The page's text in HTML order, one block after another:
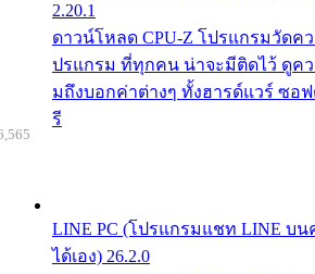
2.20.1
ดาวน์โหลด CPU-Z โปรแกรมวัดค
ปรแกรม ที่ทุกคน น่าจะมีติดไว้ ดูคว
มถึงบอกค่าต่างๆ ทั้งฮารด์แวร์ ซอฟ
รี
LINE PC (โปรแกรมแชท LINE บน
ได้เอง) 26.2.0